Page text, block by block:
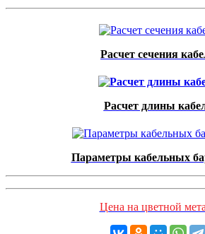
Расчет сечения
Расчет длины
Параметры кабельных
Цена на цветной